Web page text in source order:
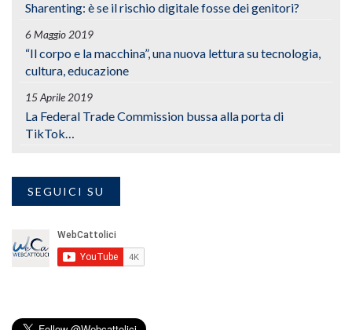
Sharenting: è se il rischio digitale fosse dei genitori?
6 Maggio 2019
“Il corpo e la macchina”, una nuova lettura su tecnologia,
cultura, educazione
15 Aprile 2019
La Federal Trade Commission bussa alla porta di
TikTok…
SEGUICI SU